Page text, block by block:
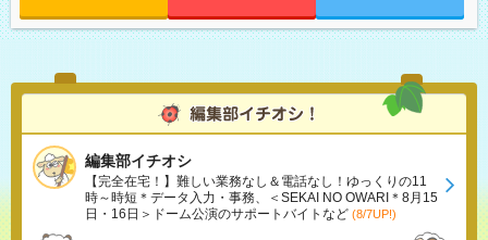
編集部イチオシ
【完全在宅！】難しい業務なし＆電話なし！ゆっくりの11
時～時短＊データ入力・事務、＜SEKAI NO OWARI＊8月15
日・16日＞ドーム公演のサポートバイトなど (8/7UP!)